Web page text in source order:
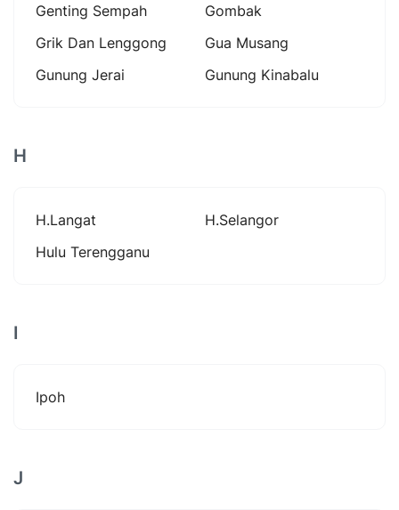
Genting Sempah
Gombak
Grik Dan Lenggong
Gua Musang
Gunung Jerai
Gunung Kinabalu
H
H.langat
H.selangor
Hulu Terengganu
I
Ipoh
J